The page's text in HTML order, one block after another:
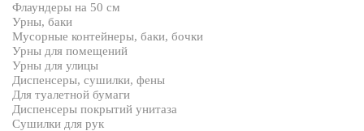
Флаундеры на 50 см
Урны, баки
Мусорные контейнеры, баки, бочки
Урны для помещений
Урны для улицы
Диспенсеры, сушилки, фены
Для туалетной бумаги
Диспенсеры покрытий унитаза
Сушилки для рук